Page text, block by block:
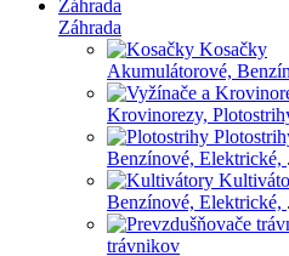
Záhrada
Záhrada
Kosačky
Akumulátorové,
Krovinorezy,
Benzínové, Elektrické,
Benzínové, Elektrické,
trávnikov